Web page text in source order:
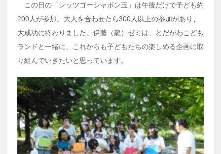
この日の「レッツゴーシャボン玉」は午後だけで子ども約
200人が参加。大人を合わせたら300人以上の参加があり、
大成功に終わりました。伊藤（龍）ゼミは、とだがわこども
ランドと一緒に、これからも子どもたちの楽しめる企画に取
り組んでいきたいと思っています。